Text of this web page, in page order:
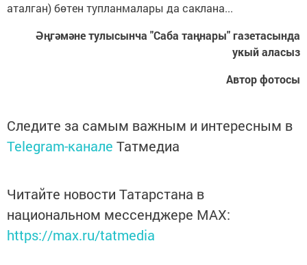
аталган) бөтен тупланмалары да саклана...
Әңгәмәне тулысынча "Саба таңнары" газетасында
укый аласыз
Автор фотосы
Следите за самым важным и интересным в
Telegram-канале Татмедиа
Читайте новости Татарстана в
национальном мессенджере MАХ:
https://max.ru/tatmedia